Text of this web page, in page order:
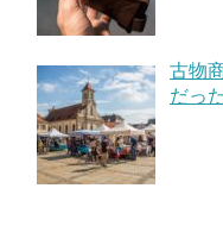
古物
だった